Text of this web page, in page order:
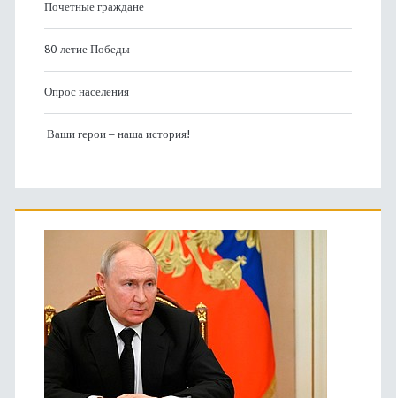
Почетные граждане
80-летие Победы
Опрос населения
Ваши герои – наша история!